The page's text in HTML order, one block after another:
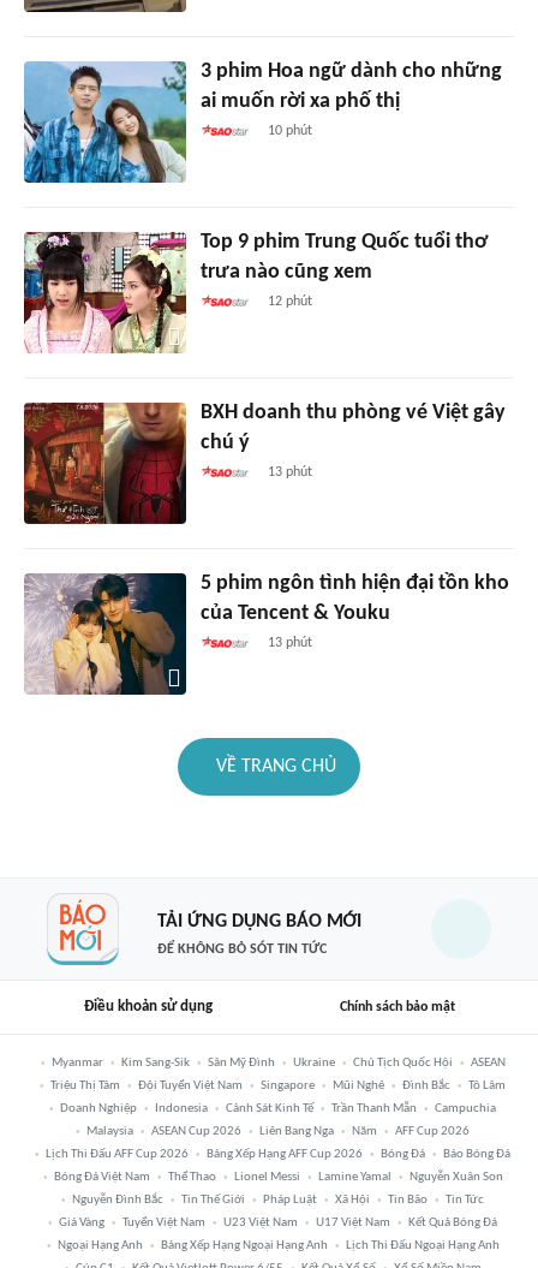
3 phim Hoa ngữ dành cho những
ai muốn rời xa phố thị
10 phút
Top 9 phim Trung Quốc tuổi thơ
trưa nào cũng xem
12 phút
BXH doanh thu phòng vé Việt gây
chú ý
13 phút
5 phim ngôn tình hiện đại tồn kho
của Tencent & Youku
13 phút
VỀ TRANG CHỦ
TẢI ỨNG DỤNG BÁO MỚI
ĐỂ KHÔNG BỎ SÓT TIN TỨC
Điều khoản sử dụng Chính sách bảo mật
Myanmar Kim Sang-Sik Sân Mỹ Đình Ukraine Chủ Tịch Quốc Hội
ASEAN
Triệu Thị Tâm
Đội Tuyển Việt Nam Singapore Mũi Nghê Đình Bắc
Tô Lâm
Doanh Nghiệp
Indonesia Cảnh Sát Kinh Tế Trần Thanh Mẫn
Campuchia
Malaysia
ASEAN Cup 2026 Liên Bang Nga Năm
AFF Cup 2026
Lịch Thi Đấu AFF Cup 2026
Bảng Xếp Hạng AFF Cup 2026 Bóng Đá
Báo Bóng Đá
Bóng Đá Việt Nam
Thể Thao Lionel Messi Lamine Yamal
Nguyễn Xuân Son
Nguyễn Đình Bắc
Tin Thế Giới Pháp Luật Xã Hội Tin Bão
Tin Tức
Giá Vàng
Tuyển Việt Nam U23 Việt Nam U17 Việt Nam
Kết Quả Bóng Đá
Ngoại Hạng Anh
Bảng Xếp Hạng Ngoại Hạng Anh
Lịch Thi Đấu Ngoại Hạng Anh